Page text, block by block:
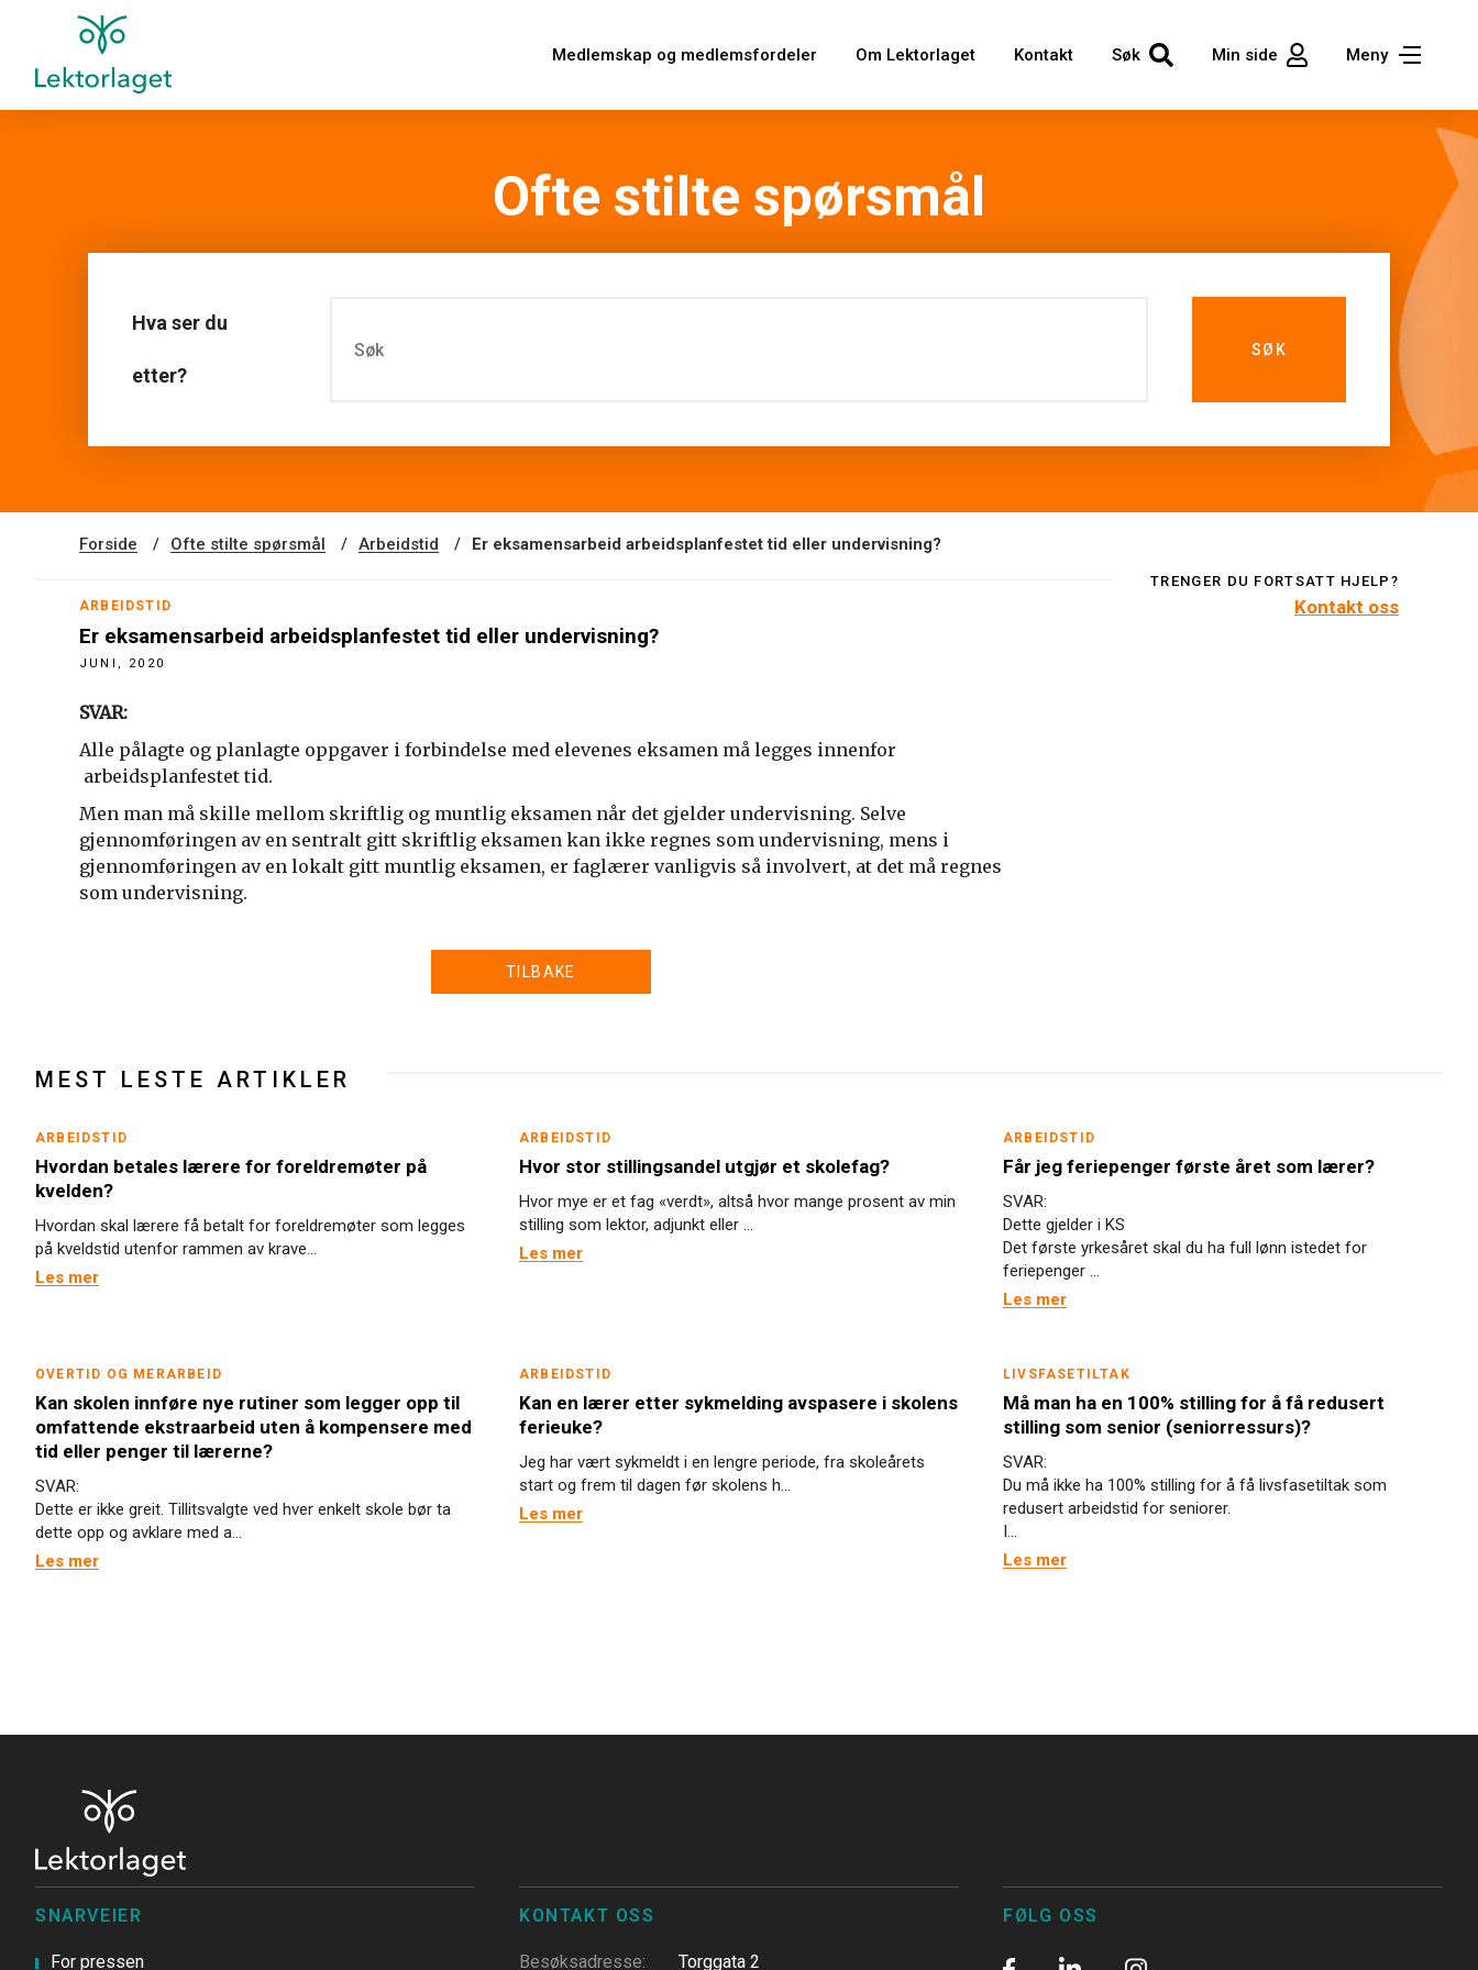
Medlemskap og medlemsfordeler Om Lektorlaget Kontakt Søk Min side Meny
Ofte stilte spørsmål
Hva ser du
etter?
SØK
Forside Ofte stilte spørsmål Arbeidstid Er eksamensarbeid arbeidsplanfestet tid eller undervisning?
ARBEIDSTID
Er eksamensarbeid arbeidsplanfestet tid eller undervisning?
JUNI, 2020
SVAR:
Alle pålagte og planlagte oppgaver i forbindelse med elevenes eksamen må legges innenfor
arbeidsplanfestet tid.
Men man må skille mellom skriftlig og muntlig eksamen når det gjelder undervisning. Selve
gjennomføringen av en sentralt gitt skriftlig eksamen kan ikke regnes som undervisning, mens i
gjennomføringen av en lokalt gitt muntlig eksamen, er faglærer vanligvis så involvert, at det må regnes
som undervisning.
TILBAKE
TRENGER DU FORTSATT HJELP?
Kontakt oss
MEST LESTE ARTIKLER
ARBEIDSTID
Hvordan betales lærere for foreldremøter på
kvelden?
Hvordan skal lærere få betalt for foreldremøter som legges
på kveldstid utenfor rammen av krave...
Les mer
ARBEIDSTID
Hvor stor stillingsandel utgjør et skolefag?
Hvor mye er et fag «verdt», altså hvor mange prosent av min
stilling som lektor, adjunkt eller ...
Les mer
ARBEIDSTID
Får jeg feriepenger første året som lærer?
SVAR:
Dette gjelder i KS
Det første yrkesåret skal du ha full lønn istedet for
feriepenger ...
Les mer
OVERTID OG MERARBEID
Kan skolen innføre nye rutiner som legger opp til
omfattende ekstraarbeid uten å kompensere med
tid eller penger til lærerne?
SVAR:
Dette er ikke greit. Tillitsvalgte ved hver enkelt skole bør ta
dette opp og avklare med a...
Les mer
ARBEIDSTID
Kan en lærer etter sykmelding avspasere i skolens
ferieuke?
Jeg har vært sykmeldt i en lengre periode, fra skoleårets
start og frem til dagen før skolens h...
Les mer
LIVSFASETILTAK
Må man ha en 100% stilling for å få redusert
stilling som senior (seniorressurs)?
SVAR:
Du må ikke ha 100% stilling for å få livsfasetiltak som
redusert arbeidstid for seniorer.
I...
Les mer
SNARVEIER
For pressen
KONTAKT OSS
Besøksadresse: Torggata 2
FØLG OSS